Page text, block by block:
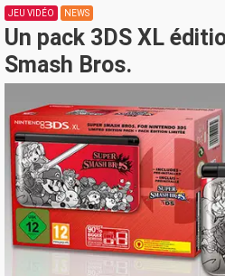
JEU VIDÉO NEWS
Un pack 3DS XL
Smash Bros.